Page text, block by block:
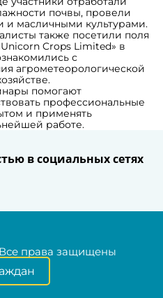
почвы, провели
и масличными культурами.
также посетили поля
Crops Limited» в
с
агрометеорологической
помогают
профессиональные
и применять
работе.
в социальных сетях
права защищены